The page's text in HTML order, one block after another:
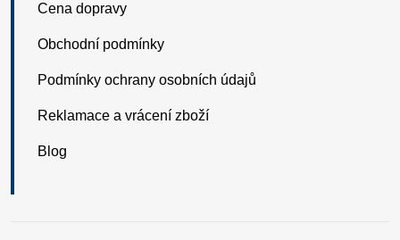
Cena dopravy
Obchodní podmínky
Podmínky ochrany osobních údajů
Reklamace a vrácení zboží
Blog